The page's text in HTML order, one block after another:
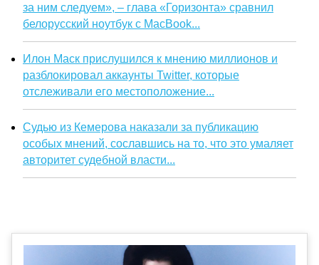
за ним следуем», – глава «Горизонта» сравнил
белорусский ноутбук с MacBook...
Илон Маск прислушился к мнению миллионов и
разблокировал аккаунты Twitter, которые
отслеживали его местоположение...
Судью из Кемерова наказали за публикацию
особых мнений, сославшись на то, что это умаляет
авторитет судебной власти...